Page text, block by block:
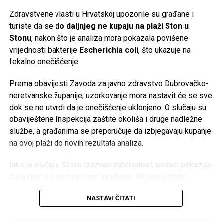
plan je izdvajanje poslovanja s baterijama za domaćinstvo i
formiranje nove vlasničke strukture za taj segment.
Više od stoljeća tradicije
Korijeni Varte sežu u
nastao je od njemačkog izrazaVertrieb, Aufladung,
Reparatur transportabler Akkumulatoren(prodaja, punjenje
i popravka prenosnih akumulatora). Njene baterije koristio
je čak i poznati istraživačFridtjof Nansentokom polarnih
ekspedicija.
Međutim, historija kompanije ima i tamnu stranu. Početkom
20. stoljeća tadašnji proizvođač AFA preuzima industrijalac
kompanija je koristila prisilni rad logoraša i ratnih
zarobljenika u fabrikama akumulatora širom okupirane
Zdravstvene vlasti u Hrvatskoj upozorile su građane i
turiste da se do daljnjeg ne kupaju na plaži Ston u
Stonu, nakon što je analiza mora pokazala povišene
vrijednosti bakterije Escherichia coli, što ukazuje na
fekalno onečišćenje.
Prema obavijesti Zavoda za javno zdravstvo Dubrovačko-
neretvanske županije, uzorkovanje mora nastavit će se sve
dok se ne utvrdi da je onečišćenje uklonjeno. O slučaju su
obaviještene Inspekcija zaštite okoliša i druge nadležne
službe, a građanima se preporučuje da izbjegavaju kupanje
na ovoj plaži do novih rezultata analiza.
Iako je slučaj u Stonu izazvao zabrinutost, podaci pokazuju
redovnim mjerenjima kvaliteta mora na području
Dubrovačko-neretvanske županije bila je vrlo dobra – od
NASTAVI ČITATI